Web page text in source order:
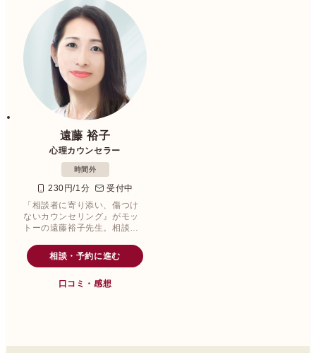
遠藤 裕子
心理カウンセラー
時間外
230円/1分
受付中
「相談者に寄り添い、傷つけ
ないカウンセリング』がモッ
トーの遠藤裕子先生。相談者
状を分析し、幸せを引き寄せ
る思考方法からアドバイスし
相談・予約に進む
口コミ・感想